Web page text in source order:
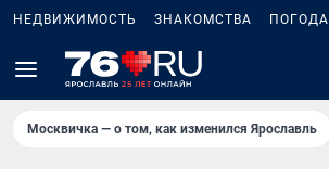
НЕДВИЖИМОСТЬ ЗНАКОМСТВА ПОГОДА
Москвичка — о том, как изменился Ярославль